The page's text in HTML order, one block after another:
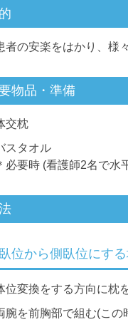
者の安楽をはかり、様
物品・準備
交枕
スタオル
必要時 (看護師2名で
位から側臥位にす
位変換をする方向に枕
腕を前胸部で組む(こ